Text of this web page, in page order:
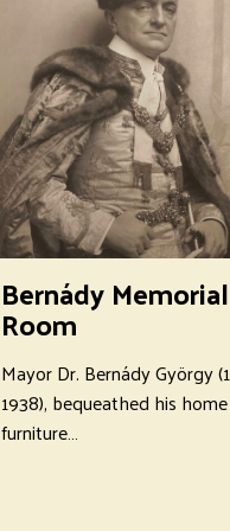
Bernády Memorial
Room
Mayor Dr. Bernády György
1938), bequeathed his
furniture…